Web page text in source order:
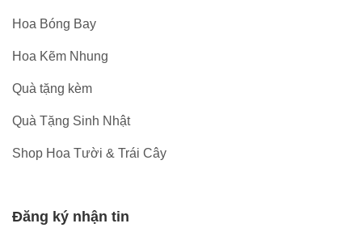
Hoa Bóng Bay
Hoa Kẽm Nhung
Quà tặng kèm
Quà Tặng Sinh Nhật
Shop Hoa Tười & Trái Cây
Đăng ký nhận tin